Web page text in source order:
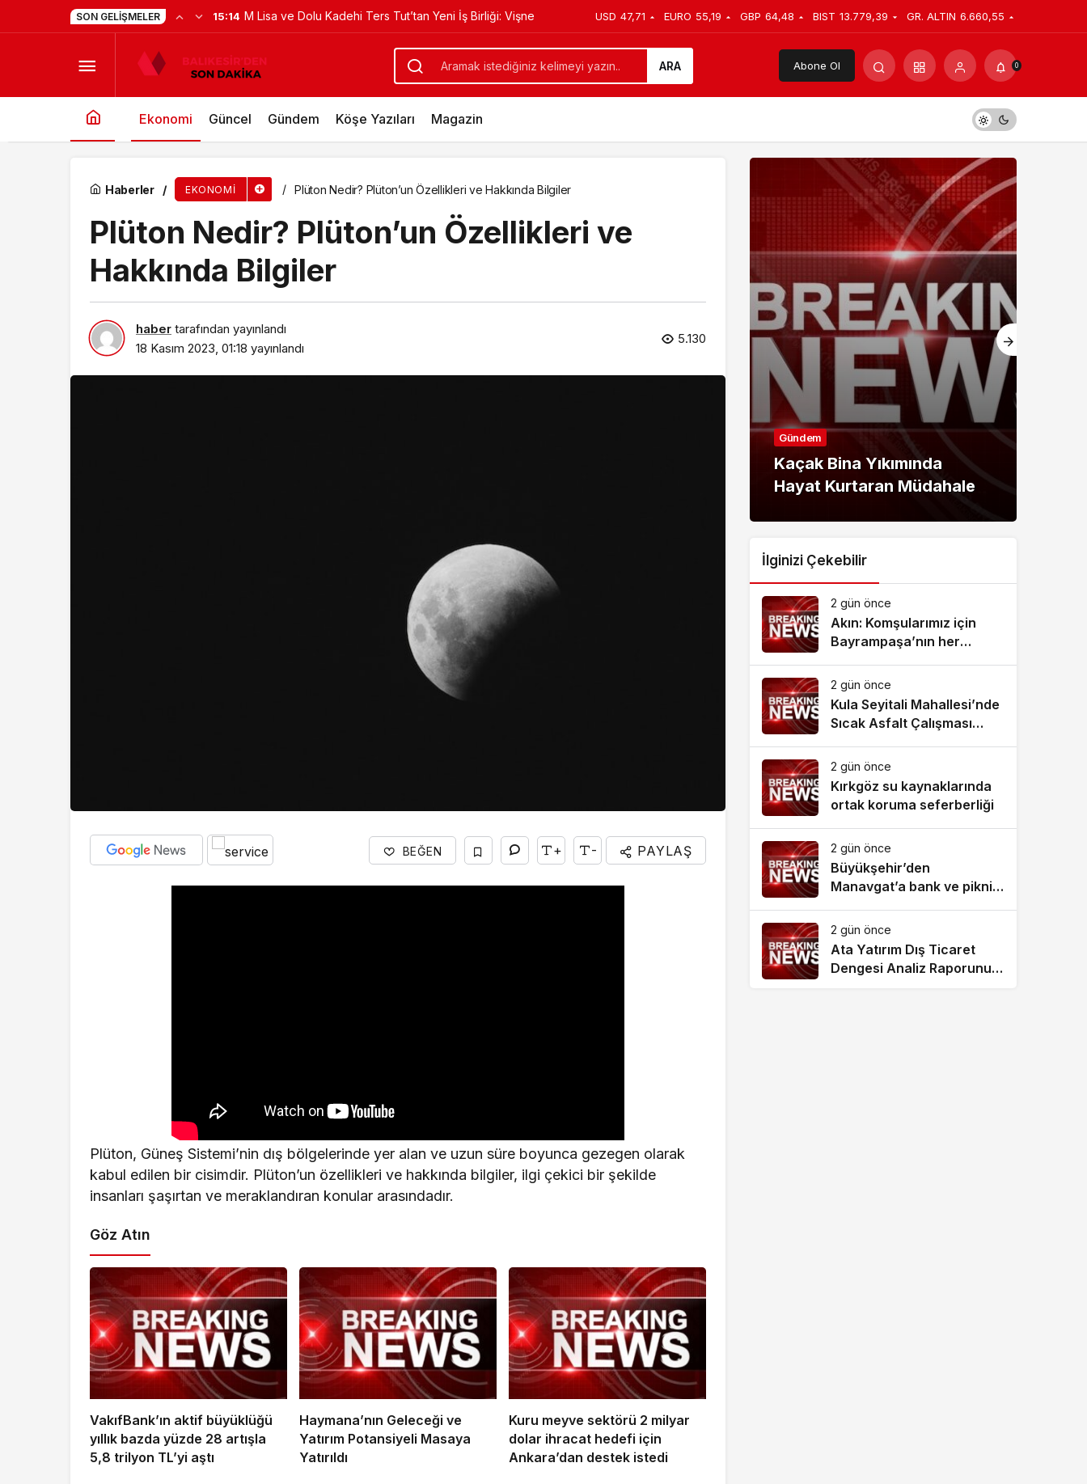
SON GELIŞMELER 15:14 M Lisa ve Dolu Kadehi Ters Tut’tan Yeni İş Birliği: Vişne USD 47,71 EURO 55,19 GBP 64,48 BIST 13.779,39 GR. ALTIN 6.660,55
ARA Abone Ol 0
Ekonomi Güncel Gündem Köşe Yazıları Magazin
Haberler EKONOMI Plüton Nedir? Plüton’un Özellikleri ve Hakkında Bilgiler
Plüton Nedir? Plüton’un Özellikleri ve
Hakkında Bilgiler
haber tarafından yayınlandı
18 Kasım 2023, 01:18 yayınlandı
5.130
BEĞEN + - PAYLAŞ
Plüton, Güneş Sistemi’nin dış bölgelerinde yer alan ve uzun süre boyunca gezegen olarak
kabul edilen bir cisimdir. Plüton’un özellikleri ve hakkında bilgiler, ilgi çekici bir şekilde
insanları şaşırtan ve meraklandıran konular arasındadır.
Göz Atın
VakıfBank’ın aktif büyüklüğü
yıllık bazda yüzde 28 artışla
5,8 trilyon TL’yi aştı
Haymana’nın Geleceği ve
Yatırım Potansiyeli Masaya
Yatırıldı
Kuru meyve sektörü 2 milyar
dolar ihracat hedefi için
Ankara’dan destek istedi
Plüton Nedir? Plüton’un Özellikleri ve Hakkında Bilgiler
Gündem
Nilüfer’de kaldırımlar
temizlendi
İlginizi Çekebilir
2 gün önce
Akın: Komşularımız için
Bayrampaşa’nın her
2 gün önce
Kula Seyitali Mahallesi’nde
Sıcak Asfalt Çalışması
2 gün önce
Kırkgöz su kaynaklarında
ortak koruma seferberliği
2 gün önce
Büyükşehir’den
Manavgat’a bank ve piknik
2 gün önce
Ata Yatırım Dış Ticaret
Dengesi Analiz Raporunu